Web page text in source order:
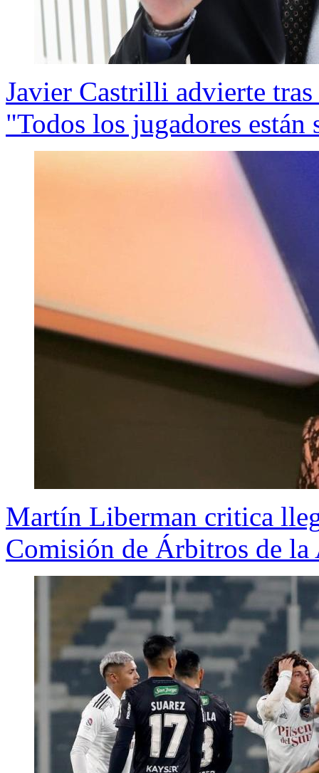
Javier Castrilli advierte
"Todos los jugadores
Martín Liberman critica
Comisión de Árbitros de la